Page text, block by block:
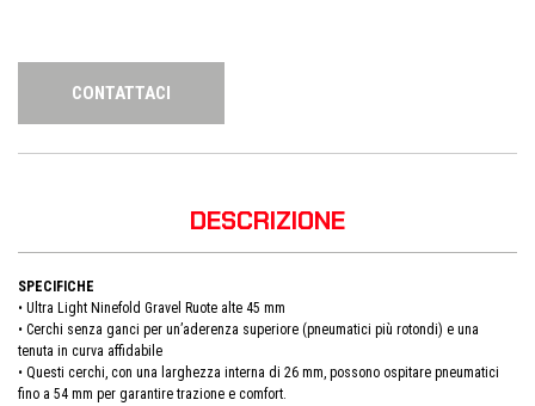
CONTATTACI
DESCRIZIONE
SPECIFICHE
• Ultra Light Ninefold Gravel Ruote alte 45 mm
• Cerchi senza ganci per un’aderenza superiore (pneumatici più rotondi) e una
tenuta in curva affidabile
• Questi cerchi, con una larghezza interna di 26 mm, possono ospitare pneumatici
fino a 54 mm per garantire trazione e comfort.